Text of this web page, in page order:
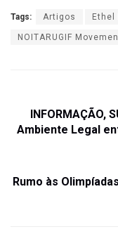
Tags: Artigos Ethel
NOITARUGIF
INFORMAÇÃO,
Ambiente Legal
Rumo às